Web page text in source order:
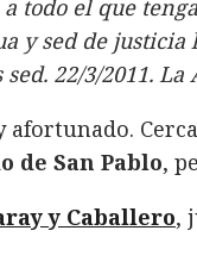
todo el que
y sed de
22/3/2011. La
de San Pablo,
y Caballero,